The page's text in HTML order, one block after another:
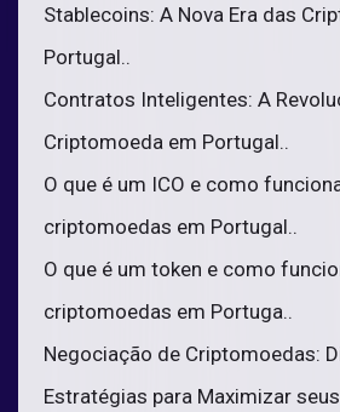
Stablecoins: A Nova Era das
Portugal..
Contratos Inteligentes: A
Criptomoeda em Portugal..
O que é um ICO e como
criptomoedas em Portugal..
O que é um token e como
criptomoedas em Portuga..
Negociação de Criptomoedas:
Estratégias para Maximizar